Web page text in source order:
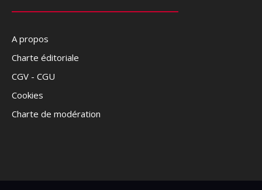
A propos
Charte éditoriale
CGV - CGU
Cookies
Charte de modération